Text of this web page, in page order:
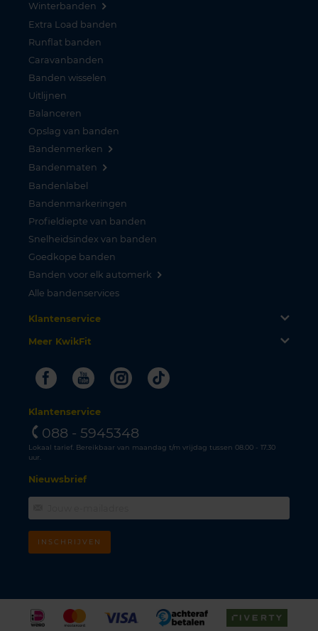
Winterbanden
Extra Load banden
Runflat banden
Caravanbanden
Banden wisselen
Uitlijnen
Balanceren
Opslag van banden
Bandenmerken
Bandenmaten
Bandenlabel
Bandenmarkeringen
Profieldiepte van banden
Snelheidsindex van banden
Goedkope banden
Banden voor elk automerk
Alle bandenservices
Klantenservice
Meer KwikFit
FacebookYoutubeInstagram
Tiktok
Klantenservice
088 - 5945348
Lokaal tarief. Bereikbaar van maandag t/m vrijdag tussen 08.00 - 17.30
uur.
Nieuwsbrief
INSCHRIJVEN